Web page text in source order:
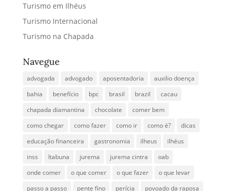
Turismo em Ilhéus
Turismo Internacional
Turismo na Chapada
Navegue
advogada advogado aposentadoria
auxilio doença
bahia
benefício bpc brasil brazil
cacau
chapada diamantina
chocolate
comer bem
como chegar
como fazer como ir como é?
dicas
educação financeira
gastronomia ilheus
ilhéus
inss
Itabuna jurema jurema cintra
oab
onde comer
o que comer o que fazer
o que levar
passo a passo
pente fino perícia povoado da raposa